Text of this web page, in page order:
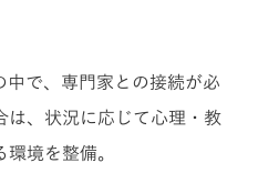
中で、専門家との接続が必
は、状況に応じて心理・教
境を整備。